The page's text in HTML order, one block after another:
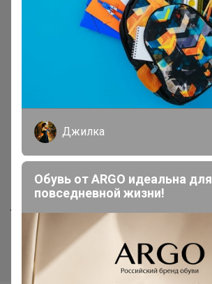
1 107р
Леггинсы
1 572р
Джилка
Обувь от ARGO идеальна для
повседневной жизни!